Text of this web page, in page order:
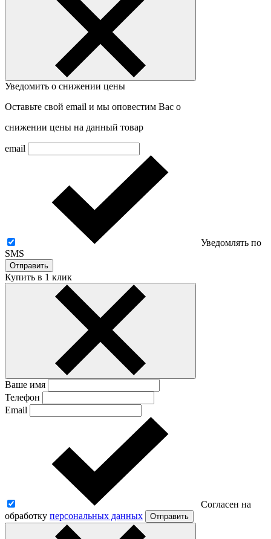
Уведомить о снижении цены
Оставьте свой email и мы оповестим Вас о
снижении цены на данный товар
email
Уведомлять по
SMS
Отправить
Купить в 1 клик
Ваше имя
Телефон
Email
Согласен на
обработку персональных данных Отправить